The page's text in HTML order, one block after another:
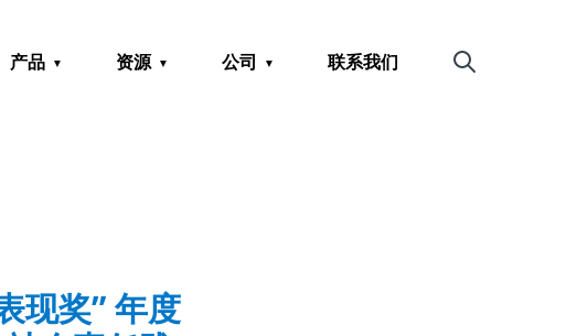
产品 资源 公司
联系我们
现奖” 年度